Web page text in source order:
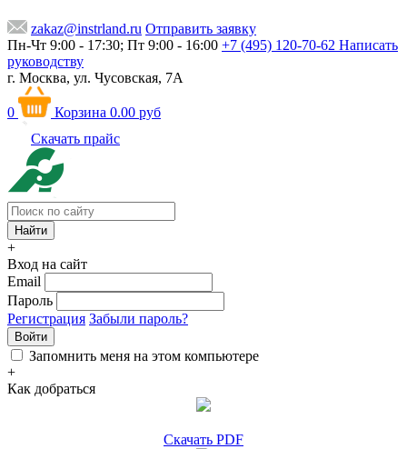
zakaz@instrland.ru Отправить заявку
Пн-Чт 9:00 - 17:30; Пт 9:00 - 16:00 +7 (495) 120-70-62 Написать
руководству
г. Москва, ул. Чусовская, 7А
0 Корзина 0.00 руб
Скачать прайс
+
Вход на сайт
Email
Пароль
Регистрация Забыли пароль?
Войти
Запомнить меня на этом компьютере
+
Как добраться
Скачать PDF